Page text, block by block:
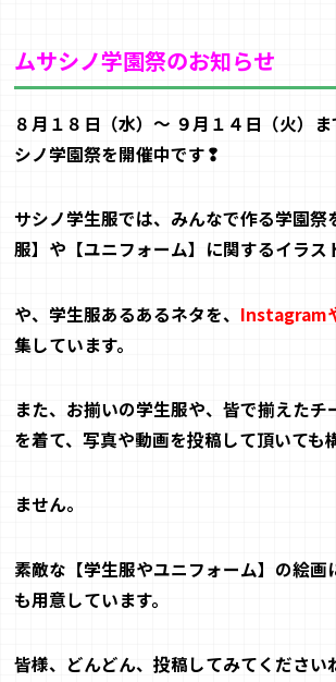
ムサシノ学園祭のお知らせ
８月 １８ 日（水）～ ９月１４ 日（火）
シノ学園祭を開催中です❢
サシノ学生服では、みんなで作る学園祭
服】 や 【ユニフォーム】 に関するイラス
や、学生服あるあるネタを、 Instagram
集しています。
また、お揃いの学生服や、皆で揃えたチ
を着て、写真や動画を投稿して頂いても
ません。
素敵な 【学生服やユニフォーム】 の絵画
も用意しています。
皆様、どんどん、投稿してみてくださ